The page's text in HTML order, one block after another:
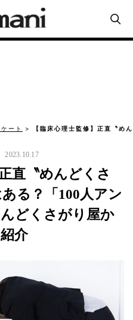
ート 【臨床心理士監修】正直〝め
2023.10.17
直〝めんどくさ
る？「100人アン
どくさがり屋か
介